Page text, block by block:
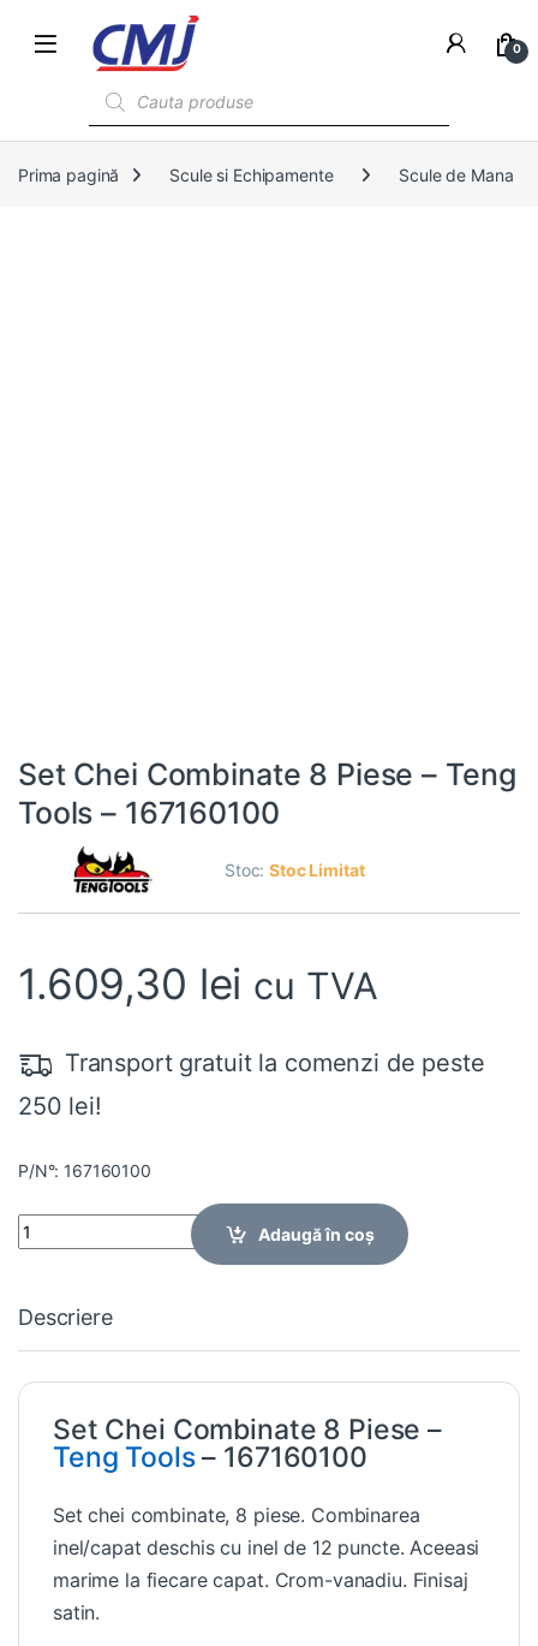
0
Prima pagină Scule si Echipamente Scule de Mana
Set Chei Combinate 8 Piese – Teng
Tools – 167160100
Stoc:Stoc Limitat
1.609,30 lei cu TVA
Transport gratuit la comenzi de peste
250 lei!
P/N°: 167160100
Quantity
Adaugă în coș
Descriere
Set Chei Combinate 8 Piese –
Teng Tools– 167160100
Set chei combinate, 8 piese. Combinarea
inel/capat deschis cu inel de 12 puncte. Aceeasi
marime la fiecare capat. Crom-vanadiu. Finisaj
satin.